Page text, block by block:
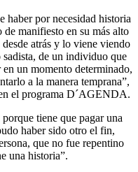
haber por necesidad historia
de manifiesto en su más alto
atrás y lo viene viendo
de un individuo que
un momento determinado,
a la manera temprana”,
el programa D´AGENDA.
tiene que pagar una
haber sido otro el fin,
que no fue repentino
una historia”.